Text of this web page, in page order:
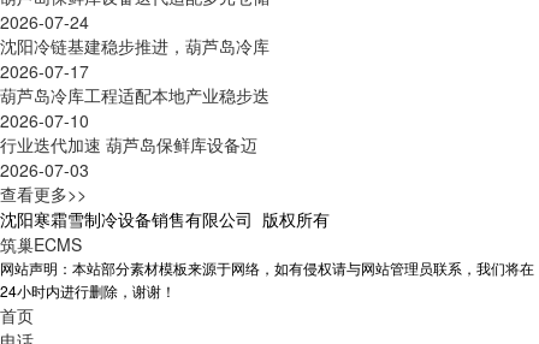
2026-07-24
沈阳冷链基建稳步推进，葫芦岛冷库
2026-07-17
葫芦岛冷库工程适配本地产业稳步迭
2026-07-10
行业迭代加速 葫芦岛保鲜库设备迈
2026-07-03
查看更多>>
沈阳寒霜雪制冷设备销售有限公司 版权所有
筑巢ECMS
网站声明：本站部分素材模板来源于网络，如有侵权请与网站管理员联系，我们将在
24小时内进行删除，谢谢！
首页